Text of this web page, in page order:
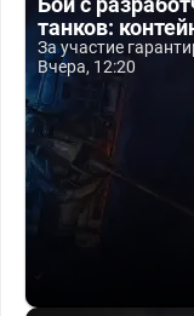
танков:
За участие
Вчера, 12:20